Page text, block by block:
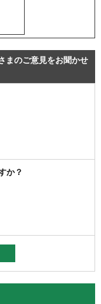
まのご意見をお聞かせ
か？